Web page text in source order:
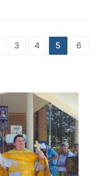
3 4 5
6